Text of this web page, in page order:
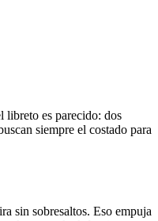
libreto es parecido: dos
siempre el costado para
sin sobresaltos. Eso empuja